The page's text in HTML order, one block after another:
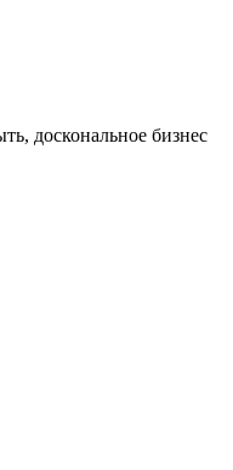
доскональное бизнес